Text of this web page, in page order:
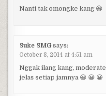
Nanti tak omongke kang 😀
Suke SMG says:
October 8, 2014 at 4:51 am
Nggak ilang kang,
jelas setiap jamnya 😀 😀 😀